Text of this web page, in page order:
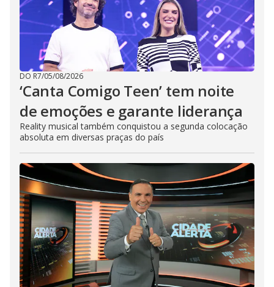
DO R7/05/08/2026
‘Canta Comigo Teen’ tem noite
de emoções e garante liderança
Reality musical também conquistou a segunda colocação
absoluta em diversas praças do país